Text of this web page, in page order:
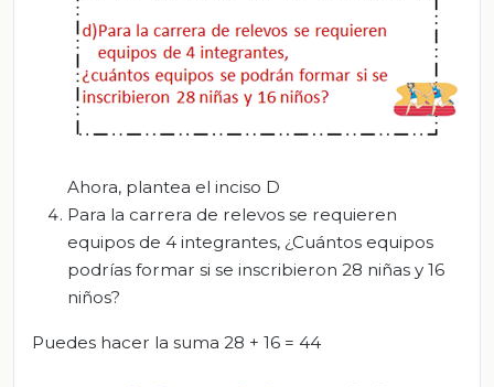
Ahora, plantea el inciso D
Para la carrera de relevos se requieren
equipos de 4 integrantes, ¿Cuántos equipos
podrías formar si se inscribieron 28 niñas y 16
niños?
Puedes hacer la suma 28 + 16 = 44